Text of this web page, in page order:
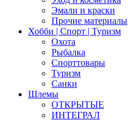
Эмали и краски
Прочие материалы
Хобби | Cпорт | Туризм
Охота
Рыбалка
Спорттовары
Туризм
Санки
Шлемы
ОТКРЫТЫЕ
ИНТЕГРАЛ